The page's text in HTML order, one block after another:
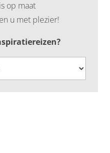
op maat
u met plezier!